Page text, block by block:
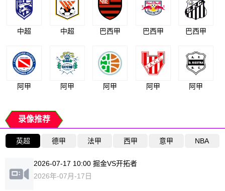
中超 中超 巴西甲 巴西甲 巴西甲
阿甲 阿甲 阿甲 阿甲 阿甲
录像推荐
英超 德甲 法甲 西甲 意甲 NBA
2026-07-17 10:00 掘金VS开拓者
2026年-07月-17日